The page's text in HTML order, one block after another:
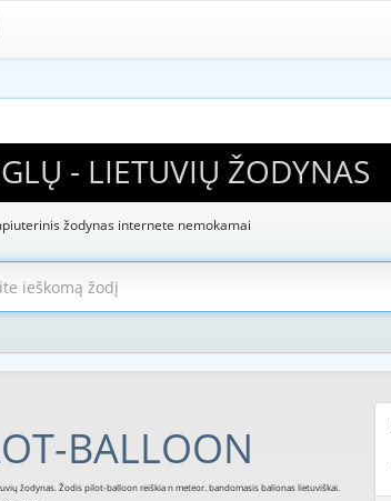
- LIETUVIŲ ŽODYNAS
žodynas internete nemokamai
BALLOON